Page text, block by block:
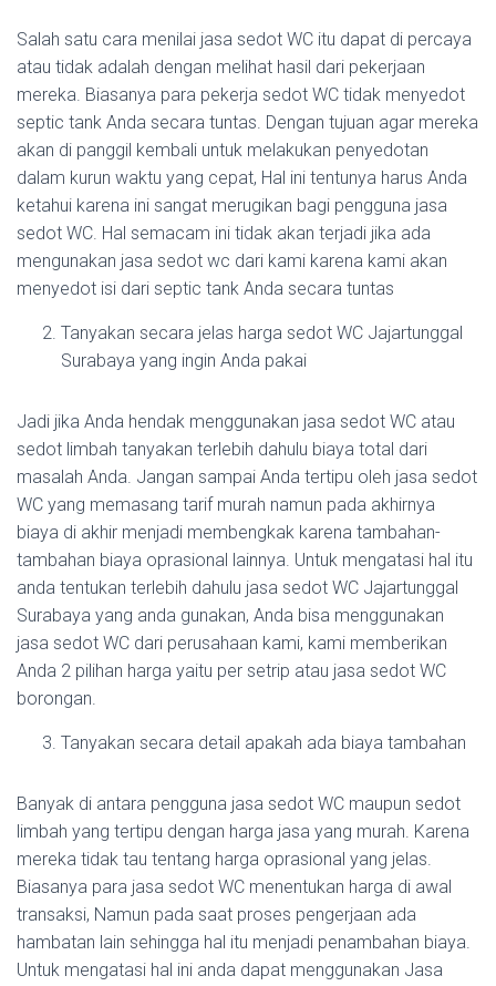
Salah satu cara menilai jasa sedot WC itu dapat di percaya
atau tidak adalah dengan melihat hasil dari pekerjaan
mereka. Biasanya para pekerja sedot WC tidak menyedot
septic tank Anda secara tuntas. Dengan tujuan agar mereka
akan di panggil kembali untuk melakukan penyedotan
dalam kurun waktu yang cepat, Hal ini tentunya harus Anda
ketahui karena ini sangat merugikan bagi pengguna jasa
sedot WC. Hal semacam ini tidak akan terjadi jika ada
mengunakan jasa sedot wc dari kami karena kami akan
menyedot isi dari septic tank Anda secara tuntas
Tanyakan secara jelas harga sedot WC Jajartunggal
Surabaya yang ingin Anda pakai
Jadi jika Anda hendak menggunakan jasa sedot WC atau
sedot limbah tanyakan terlebih dahulu biaya total dari
masalah Anda. Jangan sampai Anda tertipu oleh jasa sedot
WC yang memasang tarif murah namun pada akhirnya
biaya di akhir menjadi membengkak karena tambahan-
tambahan biaya oprasional lainnya. Untuk mengatasi hal itu
anda tentukan terlebih dahulu jasa sedot WC Jajartunggal
Surabaya yang anda gunakan, Anda bisa menggunakan
jasa sedot WC dari perusahaan kami, kami memberikan
Anda 2 pilihan harga yaitu per setrip atau jasa sedot WC
borongan.
Tanyakan secara detail apakah ada biaya tambahan
Banyak di antara pengguna jasa sedot WC maupun sedot
limbah yang tertipu dengan harga jasa yang murah. Karena
mereka tidak tau tentang harga oprasional yang jelas.
Biasanya para jasa sedot WC menentukan harga di awal
transaksi, Namun pada saat proses pengerjaan ada
hambatan lain sehingga hal itu menjadi penambahan biaya.
Untuk mengatasi hal ini anda dapat menggunakan Jasa